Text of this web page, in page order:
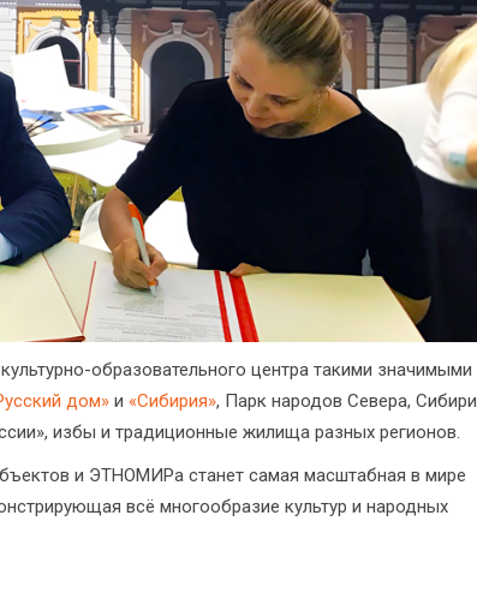
образовательного центра такими значимыми
дом» и «Сибирия», Парк народов Севера, Сибири
избы и традиционные жилища разных регионов.
и ЭТНОМИРа станет самая масштабная в мире
всё многообразие культур и народных